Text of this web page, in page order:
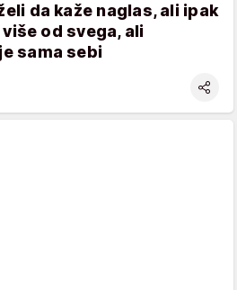
da kaže naglas, ali ipak
od svega, ali
sama sebi